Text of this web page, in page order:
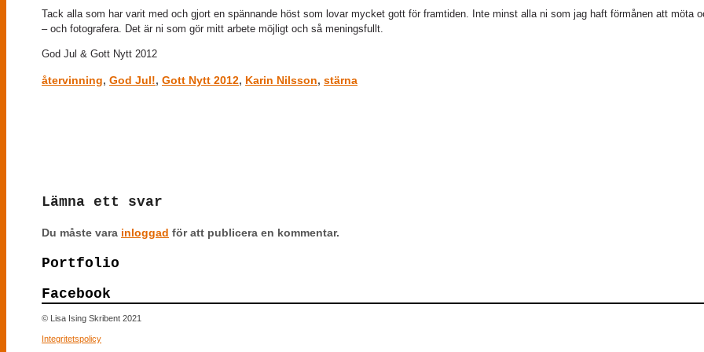
Tack alla som har varit med och gjort en spännande höst som lovar mycket gott för framtiden. Inte minst alla ni som jag haft förmånen att möta
– och fotografera. Det är ni som gör mitt arbete möjligt och så meningsfullt.
God Jul & Gott Nytt 2012
återvinning, God Jul!, Gott Nytt 2012, Karin Nilsson, stärna
Lämna ett svar
Du måste vara inloggad för att publicera en kommentar.
Portfolio
Facebook
© Lisa Ising Skribent 2021
Integritetspolicy